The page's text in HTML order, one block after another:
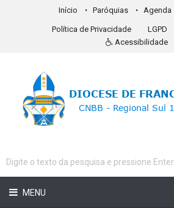
Início Paróquias Agenda
Política de Privacidade LGPD
Acessibilidade
MENU